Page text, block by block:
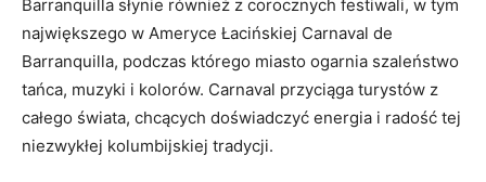
Barranquilla ​słynie również⁣ z corocznych festiwali,⁣ w tym
największego w Ameryce‍ Łacińskiej Carnaval de
Barranquilla, podczas którego miasto​ ogarnia szaleństwo
tańca, muzyki i kolorów. ⁢Carnaval przyciąga turystów z‍
całego świata, chcących doświadczyć ‍energia⁣ i radość tej‍
niezwykłej ⁣kolumbijskiej ⁢tradycji.